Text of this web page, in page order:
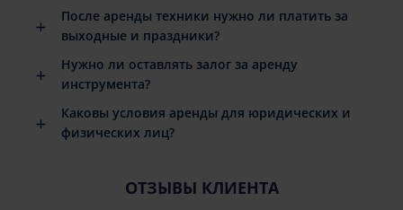
После аренды техники нужно ли платить за
выходные и праздники?
Нужно ли оставлять залог за аренду
инструмента?
Каковы условия аренды для юридических и
физических лиц?
ОТЗЫВЫ КЛИЕНТА